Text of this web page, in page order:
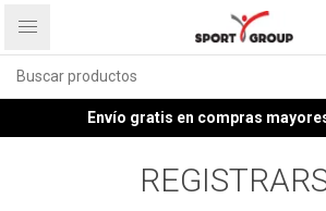
Envío gratis en compras